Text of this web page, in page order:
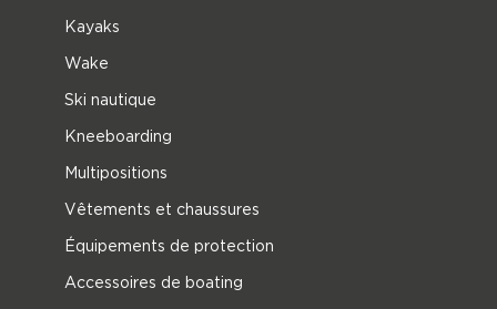
Kayaks
Wake
Ski nautique
Kneeboarding
Multipositions
Vêtements et chaussures
Équipements de protection
Accessoires de boating